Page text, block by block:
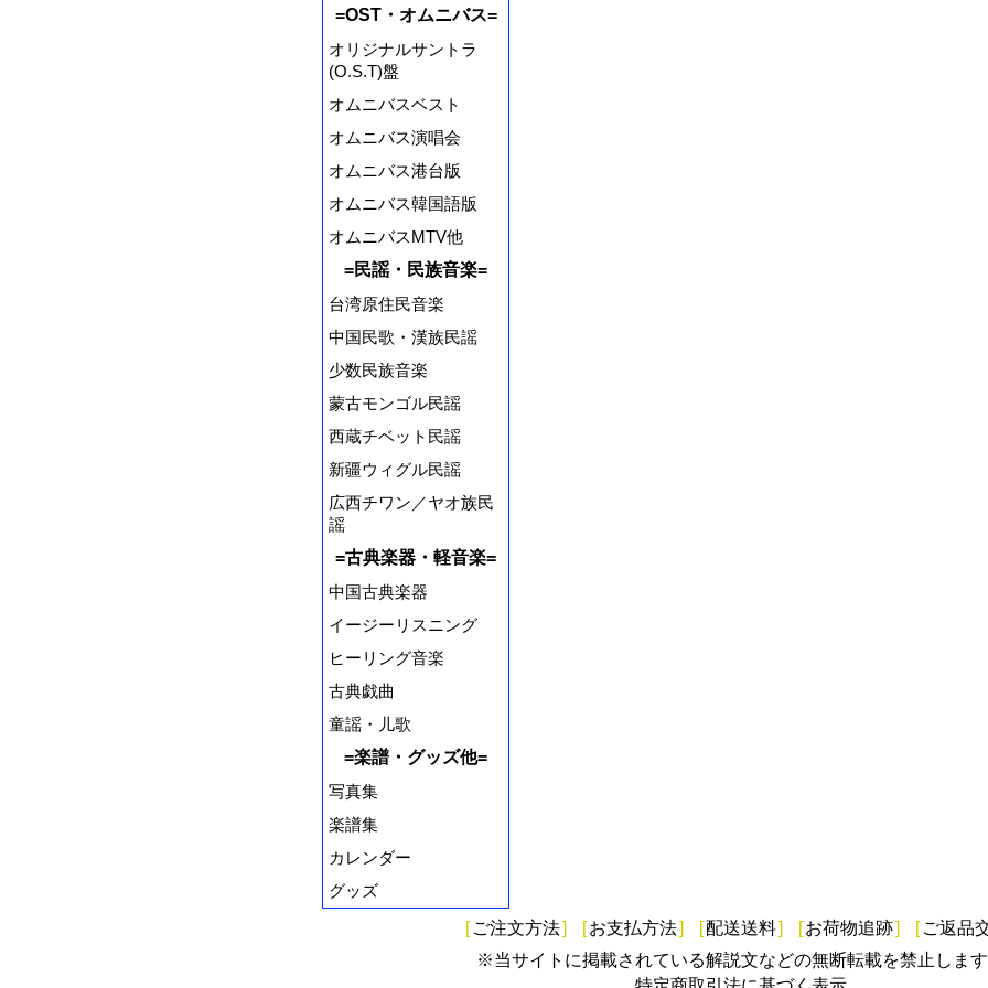
=OST・オムニバス=
オリジナルサントラ
(O.S.T)盤
オムニバスベスト
オムニバス演唱会
オムニバス港台版
オムニバス韓国語版
オムニバスMTV他
=民謡・民族音楽=
台湾原住民音楽
中国民歌・漢族民謡
少数民族音楽
蒙古モンゴル民謡
西蔵チベット民謡
新疆ウィグル民謡
広西チワン／ヤオ族民
謡
=古典楽器・軽音楽=
中国古典楽器
イージーリスニング
ヒーリング音楽
古典戯曲
童謡・儿歌
=楽譜・グッズ他=
写真集
楽譜集
カレンダー
グッズ
[ ご注文方法] [お支払方法] [配送送料] [お荷物追跡] [ ご返品
※当サイトに掲載されている解説文などの無断転載を禁止します